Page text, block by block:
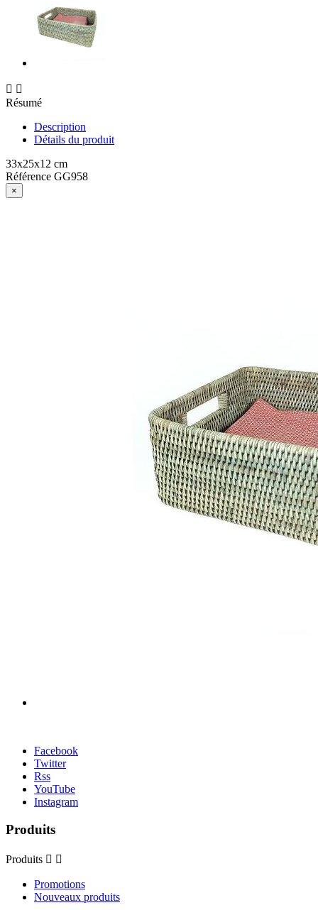
 
Résumé
Description
Détails du produit
33x25x12 cm
Référence GG958
×
Facebook
Twitter
Rss
YouTube
Instagram
Produits
Produits  
Promotions
Nouveaux produits